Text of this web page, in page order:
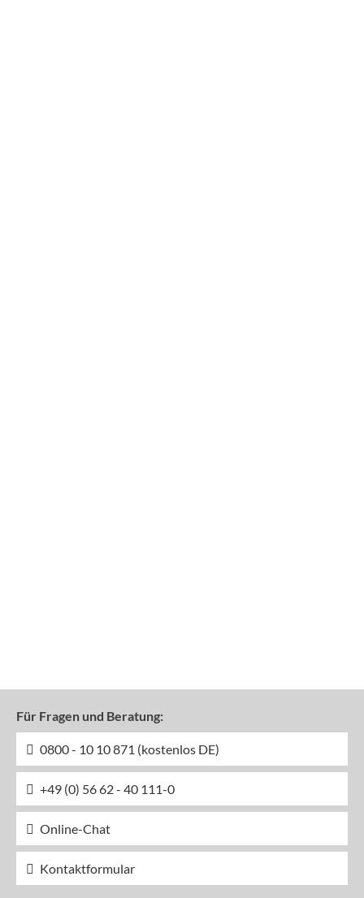
Für Fragen und Beratung:
0800 - 10 10 871 (kostenlos DE)
+49 (0) 56 62 - 40 111-0
Online-Chat
Kontaktformular